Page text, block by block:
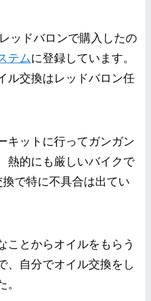
ッドバロンで購入したの
テムに登録しています。
ル交換はレッドバロン任
キットに行ってガンガン
熱的にも厳しいバイクで
で特に不具合は出てい
ことからオイルをもらう
、自分でオイル交換をし
。